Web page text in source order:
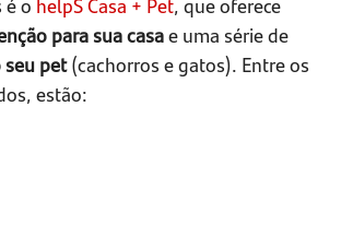
para sua casae uma série de
pet(cachorros e gatos). Entre os
estão: